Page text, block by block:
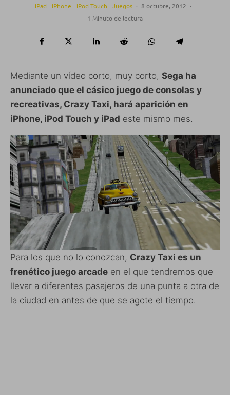
iPad iPhone iPod Touch Juegos · 8 octubre, 2012 ·
1 Minuto de lectura
Mediante un vídeo corto, muy corto, Sega ha
anunciado que el cásico juego de consolas y
recreativas, Crazy Taxi, hará aparición en
iPhone, iPod Touch y iPad este mismo mes.
Para los que no lo conozcan, Crazy Taxi es un
frenético juego arcade en el que tendremos que
llevar a diferentes pasajeros de una punta a otra de
la ciudad en antes de que se agote el tiempo.